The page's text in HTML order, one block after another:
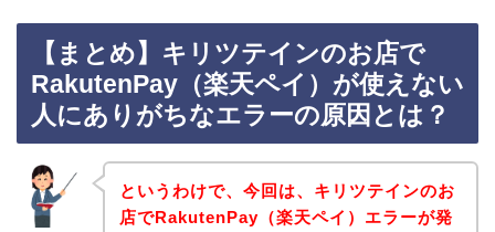
【まとめ】キリツテインのお店で
RakutenPay（楽天ペイ）が使えない
人にありがちなエラーの原因とは？
というわけで、今回は、キリツテインのお
店でRakutenPay（楽天ペイ）エラーが発